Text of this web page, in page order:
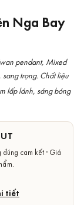
Nga Bay
pendant, Mixed
trọng. Chất liệu
lấp lánh, sáng bóng
cam kết · Giá
tiết